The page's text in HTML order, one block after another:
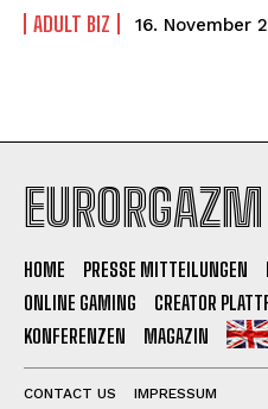
ADULT BIZ 16. November
EURORGAZM
HOME PRESSE MITTEILUNGEN
ONLINE GAMING
CREATOR
KONFERENZEN
MAGAZIN
CONTACT US IMPRESSUM